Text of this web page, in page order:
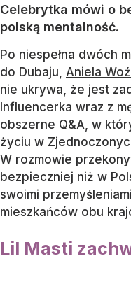
Celebrytka mówi o
polską mentalność.
Po niespełna dwóch
do Dubaju, Aniela
nie ukrywa, że jest
Influencerka wraz z
obszerne Q&A, w
życiu w
W rozmowie
bezpieczniej niż w
swoimi
mieszkańców obu
Lil Masti